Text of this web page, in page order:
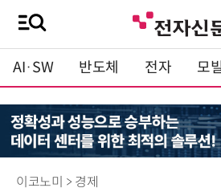
AI·SW 반도체 전자 모
이코노미 > 경제